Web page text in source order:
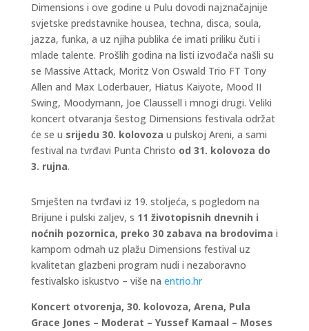
Dimensions i ove godine u Pulu dovodi najznačajnije
svjetske predstavnike housea, techna, disca, soula,
jazza, funka, a uz njiha publika će imati priliku čuti i
mlade talente. Prošlih godina na listi izvođača našli su
se Massive Attack, Moritz Von Oswald Trio FT Tony
Allen and Max Loderbauer, Hiatus Kaiyote, Mood II
Swing, Moodymann, Joe Claussell i mnogi drugi. Veliki
koncert otvaranja šestog Dimensions festivala održat
će se u srijedu 30. kolovoza u pulskoj Areni, a sami
festival na tvrđavi Punta Christo od 31. kolovoza do
3. rujna.
Smješten na tvrđavi iz 19. stoljeća, s pogledom na
Brijune i pulski zaljev, s 11 životopisnih dnevnih i
noćnih pozornica, preko 30 zabava na brodovima i
kampom odmah uz plažu Dimensions festival uz
kvalitetan glazbeni program nudi i nezaboravno
festivalsko iskustvo – više na entrio.hr
Koncert otvorenja, 30. kolovoza, Arena, Pula
Grace Jones – Moderat – Yussef Kamaal – Moses